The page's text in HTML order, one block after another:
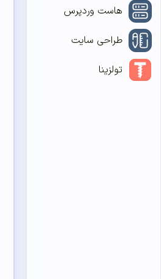
هاست وردپرس
طراحی سایت
تولزینا